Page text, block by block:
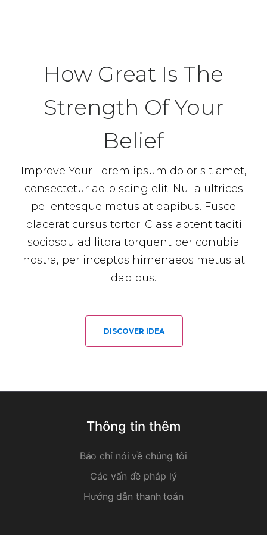
How Great Is The
Strength Of Your
Belief
Improve Your Lorem ipsum dolor sit amet,
consectetur adipiscing elit. Nulla ultrices
pellentesque metus at dapibus. Fusce
placerat cursus tortor. Class aptent taciti
sociosqu ad litora torquent per conubia
nostra, per inceptos himenaeos metus at
dapibus.
DISCOVER IDEA
Thông tin thêm
Báo chí nói về chúng tôi
Các vấn đề pháp lý
Hướng dẫn thanh toán